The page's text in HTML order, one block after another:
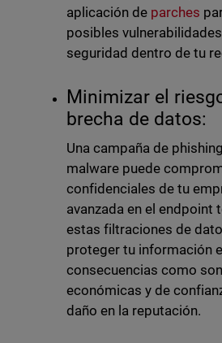
aplicación de parches
posibles
seguridad dentro de tu
Minimizar el
brecha de datos:
Una campaña de
malware puede
confidenciales de tu
avanzada en el endpoint
estas filtraciones de
proteger tu información
consecuencias como
económicas y de
daño en la reputación.